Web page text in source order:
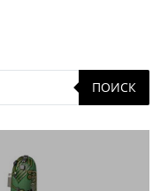
ПОИСК